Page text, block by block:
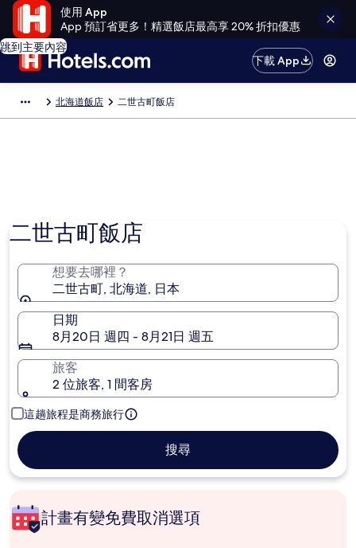
使用 App
App 預訂省更多！精選飯店最高享 20% 折扣優惠
跳到主要內容
下載 App
北海道飯店 二世古町飯店
二世古町飯店
想要去哪裡？
二世古町, 北海道, 日本
日期
8月20日 週四 - 8月21日 週五
旅客
2 位旅客, 1 間客房
這趟旅程是商務旅行
搜尋
計畫有變免費取消選項